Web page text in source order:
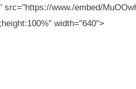
www./embed/
width="640">